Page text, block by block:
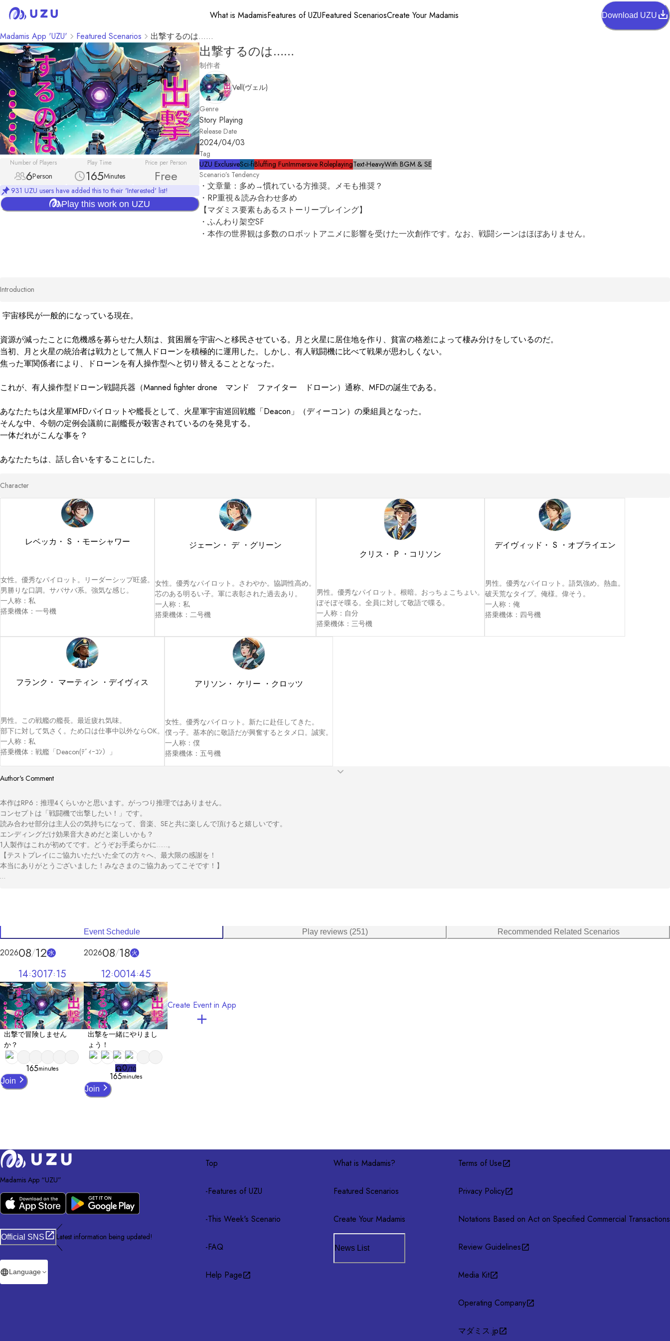
What is MadamisFeatures of UZUFeatured ScenariosCreate Your Madamis Download UZU
Madamis App 'UZU' Featured Scenarios 出撃するのは……
Number of Players
6Person
Play Time
165Minutes
Price per Person
Free
931 UZU users have added this to their 'Interested' list!
Play this work on UZU
出撃するのは……
制作者
Vell(ヴェル)
Genre
Story Playing
Release Date
2024/04/03
Tag
UZU ExclusiveSci-fiBluffing FunImmersive RoleplayingText-HeavyWith BGM & SE
Scenario’s Tendency
・文章量：多め→慣れている方推奨。メモも推奨？
・RP重視＆読み合わせ多め
【マダミス要素もあるストーリープレイング】
・ふんわり架空SF
・本作の世界観は多数のロボットアニメに影響を受けた一次創作です。なお、戦闘シーンはほぼありません。
Introduction
資源が減ったことに危機感を募らせた人類は、貧困層を宇宙へと移民させている。月と火星に居住地を作り、貧富の格差によって棲み分けをしているのだ。
当初、月と火星の統治者は戦力として無人ドローンを積極的に運用した。しかし、有人戦闘機に比べて戦果が思わしくない。
焦った軍関係者により、ドローンを有人操作型へと切り替えることとなった。
これが、有人操作型ドローン戦闘兵器（Manned fighter drone　マンド　ファイター　ドローン）通称、MFDの誕生である。
あなたたちは火星軍MFDパイロットや艦長として、火星軍宇宙巡回戦艦「Deacon」（ディーコン）の乗組員となった。
そんな中、今朝の定例会議前に副艦長が殺害されているのを発見する。
一体だれがこんな事を？
あなたたちは、話し合いをすることにした。
Character
レベッカ・ S ・モーシャワー
女性。優秀なパイロット。リーダーシップ旺盛。
男勝りな口調。サバサバ系。強気な感じ。
一人称：私
搭乗機体：一号機
ジェーン・ デ ・グリーン
女性。優秀なパイロット。さわやか。協調性高め。
芯のある明るい子。軍に表彰された過去あり。
一人称：私
搭乗機体：二号機
クリス・ P ・コリソン
男性。優秀なパイロット。根暗。おっちょこちょい。
ぼそぼそ喋る。全員に対して敬語で喋る。
一人称：自分
搭乗機体：三号機
デイヴィッド・ S ・オブライエン
男性。優秀なパイロット。語気強め。熱血。
破天荒なタイプ。俺様。偉そう。
一人称：俺
搭乗機体：四号機
フランク・ マーティン ・デイヴィス
男性。この戦艦の艦長。最近疲れ気味。
部下に対して気さく。ため口は仕事中以外ならOK。
一人称：私
搭乗機体：戦艦「Deacon(ﾃﾞｨｰｺﾝ）」
アリソン・ ケリー ・クロッツ
女性。優秀なパイロット。新たに赴任してきた。
僕っ子。基本的に敬語だが興奮するとタメ口。誠実。
一人称：僕
搭乗機体：五号機
Author's Comment
本作はRP6：推理4くらいかと思います。がっつり推理ではありません。
コンセプトは「戦闘機で出撃したい！」です。
読み合わせ部分は主人公の気持ちになって、音楽、SEと共に楽しんで頂けると嬉しいです。
エンディングだけ効果音大きめだと楽しいかも？
1人製作はこれが初めてです。どうぞお手柔らかに……。
【テストプレイにご協力いただいた全ての方々へ、最大限の感謝を！
本当にありがとうございました！みなさまのご協力あってこそです！】
Event Schedule Play reviews (251) Recommended Related Scenarios
202608 12 水
14 3017 15
出撃で冒険しません
か？
165minutes
Join
202608 18 火
12 0014 45
出撃を一緒にやりまし
ょう！
0/10
165minutes
Join
Create Event in App
Madamis App “UZU”
Official SNS
／
Latest information being updated!
＼
Language
Top
-Features of UZU
-This Week's Scenario
-FAQ
Help Page
What is Madamis?
Featured Scenarios
Create Your Madamis
News List
Terms of Use
Privacy Policy
Notations Based on Act on Specified Commercial Transactions
Review Guidelines
Media Kit
Operating Company
マダミス.jp